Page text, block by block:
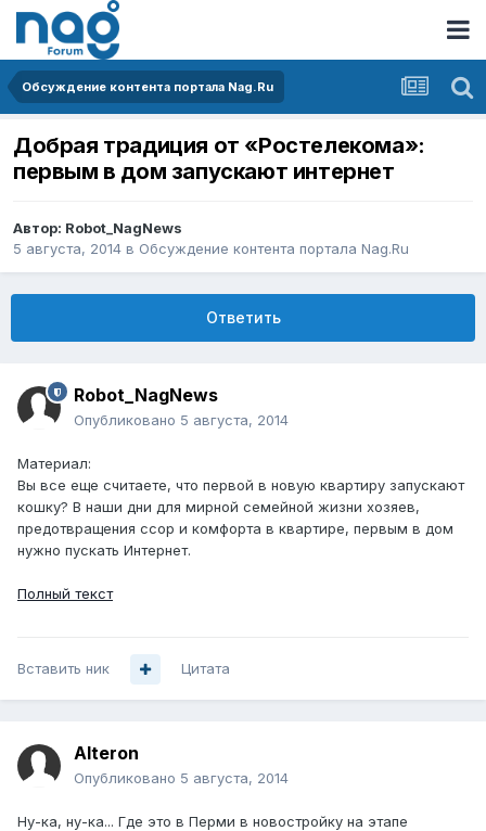
Обсуждение контента портала Nag.Ru
Добрая традиция от «Ростелекома»:
первым в дом запускают интернет
Автор: Robot_NagNews
5 августа, 2014 в Обсуждение контента портала Nag.Ru
Ответить
Robot_NagNews
Опубликовано 5 августа, 2014
Материал:
Вы все еще считаете, что первой в новую квартиру запускают
кошку? В наши дни для мирной семейной жизни хозяев,
предотвращения ссор и комфорта в квартире, первым в дом
нужно пускать Интернет.
Полный текст
Вставить ник Цитата
Alteron
Опубликовано 5 августа, 2014
Ну-ка, ну-ка... Где это в Перми в новостройку на этапе